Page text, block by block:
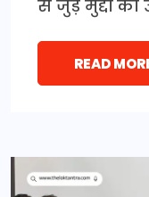
से जुड़े मुद्दों को
READ